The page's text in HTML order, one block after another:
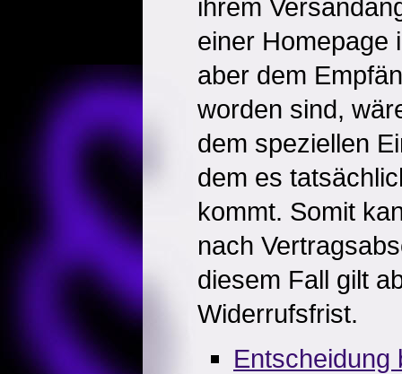
ihrem
einer Homepage
aber dem
worden sind,
dem speziellen
dem es
kommt. Somit
nach
diesem Fall gilt
Widerrufsfrist.
Entscheidung